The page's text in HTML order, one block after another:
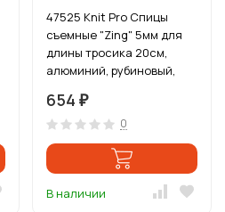
47525 Knit Pro Спицы
съемные "Zing" 5мм для
длины тросика 20см,
алюминий, рубиновый,
654 ₽
0
В наличии